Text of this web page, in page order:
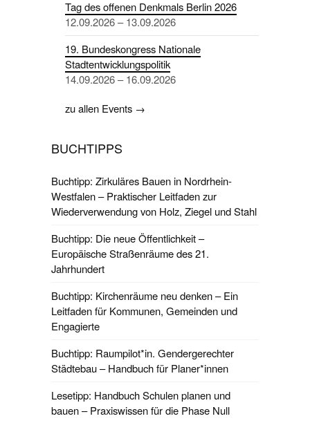
Tag des offenen Denkmals Berlin 2026
12.09.2026 – 13.09.2026
19. Bundeskongress Nationale
Stadtentwicklungspolitik
14.09.2026 – 16.09.2026
zu allen Events →
BUCHTIPPS
Buchtipp: Zirkuläres Bauen in Nordrhein-
Westfalen – Praktischer Leitfaden zur
Wiederverwendung von Holz, Ziegel und Stahl
Buchtipp: Die neue Öffentlichkeit –
Europäische Straßenräume des 21.
Jahrhundert
Buchtipp: Kirchenräume neu denken – Ein
Leitfaden für Kommunen, Gemeinden und
Engagierte
Buchtipp: Raumpilot*in. Gendergerechter
Städtebau – Handbuch für Planer*innen
Lesetipp: Handbuch Schulen planen und
bauen – Praxiswissen für die Phase Null